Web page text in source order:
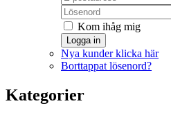
Kom ihåg mig
Logga in
Nya kunder klicka här
Borttappat lösenord?
Kategorier